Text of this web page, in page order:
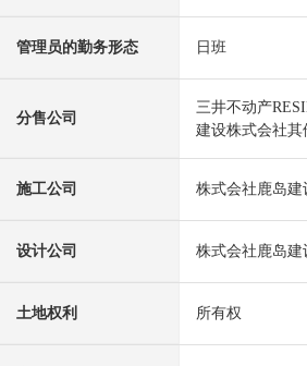
管理员的勤务形态 日班
分售公司
三井不动产
建设株式会社其
施工公司 株式会社鹿岛建
设计公司 株式会社鹿岛建
土地权利 所有权